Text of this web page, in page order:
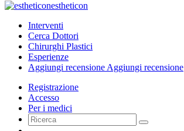
estheticon
Interventi
Cerca Dottori
Chirurghi Plastici
Esperienze
Aggiungi recensione Aggiungi recensione
Registrazione
Accesso
Per i medici